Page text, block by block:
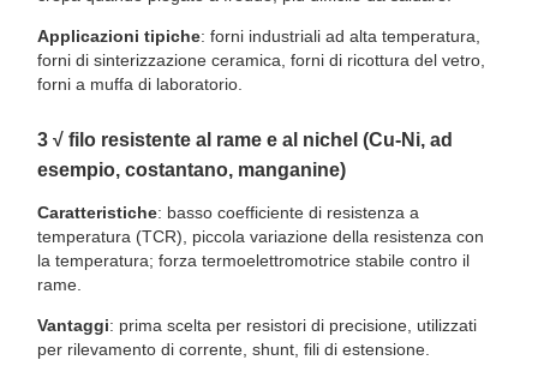
Applicazioni tipiche: forni industriali ad alta temperatura,
forni di sinterizzazione ceramica, forni di ricottura del vetro,
forni a muffa di laboratorio.
3️ √ filo resistente al rame e al nichel (Cu-Ni, ad
esempio, costantano, manganine)
Caratteristiche: basso coefficiente di resistenza a
temperatura (TCR), piccola variazione della resistenza con
la temperatura; forza termoelettromotrice stabile contro il
rame.
Vantaggi: prima scelta per resistori di precisione, utilizzati
per rilevamento di corrente, shunt, fili di estensione.